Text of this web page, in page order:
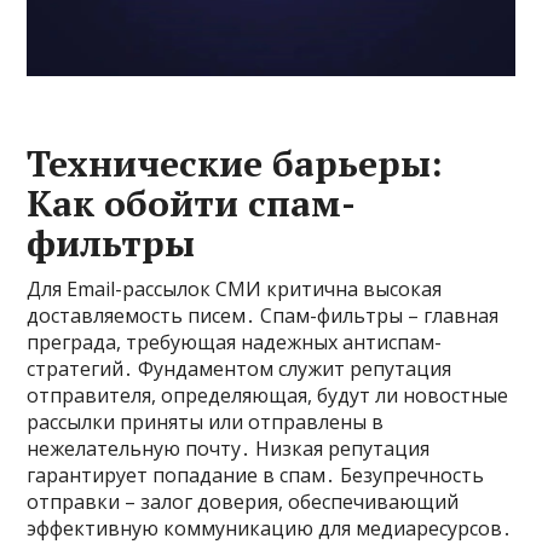
Технические барьеры:
Как обойти спам-
фильтры
Для Email-рассылок СМИ критична высокая
доставляемость писем․ Спам-фильтры – главная
преграда, требующая надежных антиспам-
стратегий․ Фундаментом служит репутация
отправителя, определяющая, будут ли новостные
рассылки приняты или отправлены в
нежелательную почту․ Низкая репутация
гарантирует попадание в спам․ Безупречность
отправки – залог доверия, обеспечивающий
эффективную коммуникацию для медиаресурсов․